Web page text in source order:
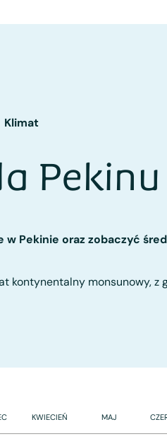
Klimat
Pekinu
Pekinie oraz zobaczyć
kontynentalny monsunowy,
KWIECIEŃ MAJ